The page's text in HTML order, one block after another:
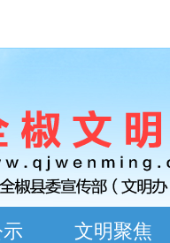
文明聚焦